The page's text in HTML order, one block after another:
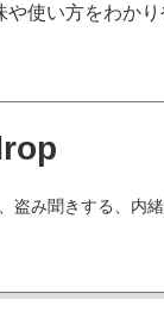
や使い方をわか
盗み聞きする、内緒